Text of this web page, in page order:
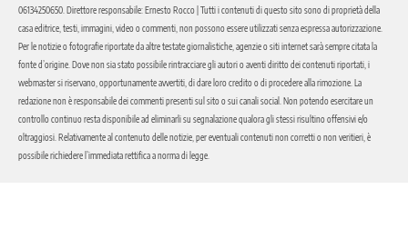
06134250650. Direttore responsabile: Ernesto Rocco | Tutti i contenuti di questo sito sono di proprietà della
casa editrice, testi, immagini, video o commenti, non possono essere utilizzati senza espressa autorizzazione.
Per le notizie o fotografie riportate da altre testate giornalistiche, agenzie o siti internet sarà sempre citata la
fonte d’origine. Dove non sia stato possibile rintracciare gli autori o aventi diritto dei contenuti riportati, i
webmaster si riservano, opportunamente avvertiti, di dare loro credito o di procedere alla rimozione. La
redazione non è responsabile dei commenti presenti sul sito o sui canali social. Non potendo esercitare un
controllo continuo resta disponibile ad eliminarli su segnalazione qualora gli stessi risultino offensivi e/o
oltraggiosi. Relativamente al contenuto delle notizie, per eventuali contenuti non corretti o non veritieri, è
possibile richiedere l’immediata rettifica a norma di legge.